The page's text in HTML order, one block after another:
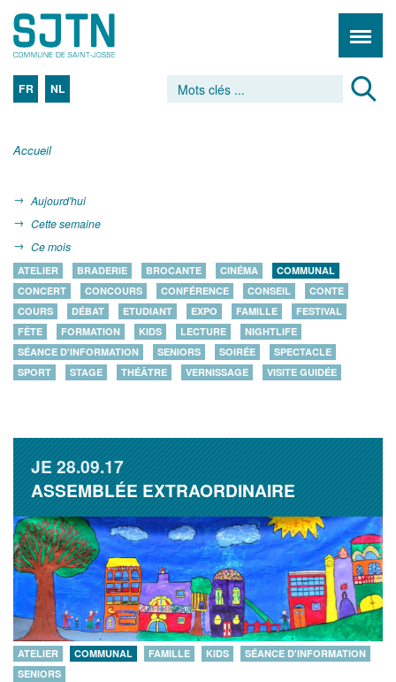
FR NL
Accueil
Aujourd'hui
Cette semaine
Ce mois
ATELIER BRADERIE BROCANTE CINÉMA
COMMUNAL
CONCERT
CONCOURS CONFÉRENCE CONSEIL
CONTE
COURS
DÉBAT ETUDIANT EXPO FAMILLE
FESTIVAL
FÊTE
FORMATION KIDS LECTURE
NIGHTLIFE
SÉANCE D'INFORMATION
SENIORS SOIRÉE
SPECTACLE
SPORT
STAGE THÉÂTRE VERNISSAGE VISITE GUIDÉE
JE28.09.17
ASSEMBLÉE EXTRAORDINAIRE
ATELIER COMMUNAL FAMILLE KIDS
SÉANCE D'INFORMATION
SENIORS